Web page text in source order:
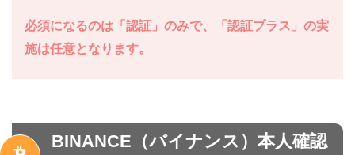
必須になるのは「認証」のみで、「認証プラス」の実
施は任意となります。
BINANCE（バイナンス）本人確認